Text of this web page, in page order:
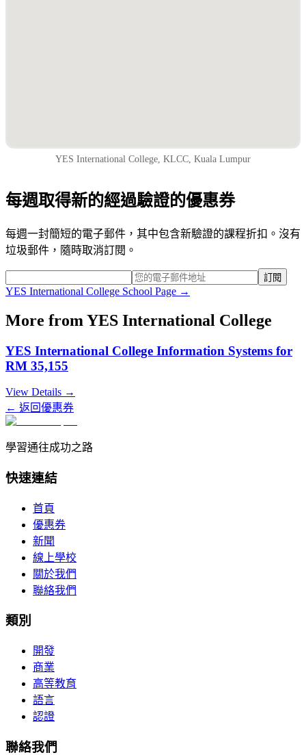
YES International College, KLCC, Kuala Lumpur
每週取得新的經過驗證的優惠券
每週一封簡短的電子郵件，其中包含新驗證的課程折扣。沒有
垃圾郵件，隨時取消訂閱。
訂閱
YES International College School Page →
More from YES International College
YES International College Information Systems for
RM 35,155
View Details →
← 返回優惠券
學習通往成功之路
快速連結
首頁
優惠券
新聞
線上學校
關於我們
聯絡我們
類別
開發
商業
高等教育
語言
認證
聯絡我們